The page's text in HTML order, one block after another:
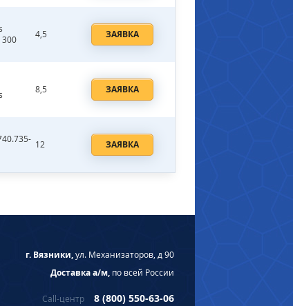
300
4,5 ЗАЯВКА
8,5 ЗАЯВКА
12 ЗАЯВКА
г. Вязники,ул. Механизаторов, д 90
Доставка а/м, по всей России
Call-центр 8 (800) 550-63-06